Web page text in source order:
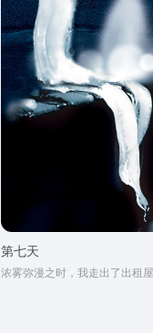
第七天